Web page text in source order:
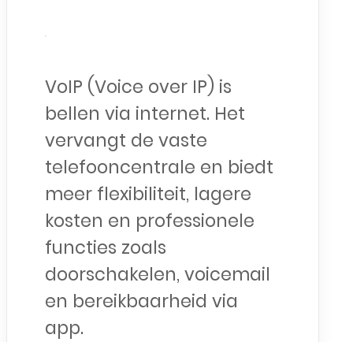
VoIP (Voice over IP) is
bellen via internet. Het
vervangt de vaste
telefooncentrale en biedt
meer flexibiliteit, lagere
kosten en professionele
functies zoals
doorschakelen, voicemail
en bereikbaarheid via
app.